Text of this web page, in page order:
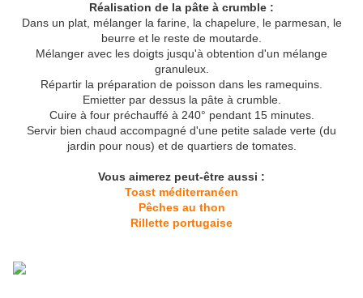
Réalisation de la pâte à crumble :
Dans un plat, mélanger la farine, la chapelure, le parmesan, le
beurre et le reste de moutarde.
Mélanger avec les doigts jusqu'à obtention d'un mélange
granuleux.
Répartir la préparation de poisson dans les ramequins.
Emietter par dessus la pâte à crumble.
Cuire à four préchauffé à 240° pendant 15 minutes.
Servir bien chaud accompagné d'une petite salade verte (du
jardin pour nous) et de quartiers de tomates.
Vous aimerez peut-être aussi :
Toast méditerranéen
Pêches au thon
Rillette portugaise